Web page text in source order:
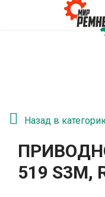
Назад в
519 S3M,